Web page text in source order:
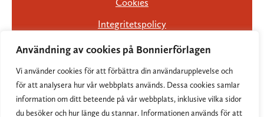
Användning av cookies på Bonnierförlagen
Vi använder cookies för att förbättra din användarupplevelse och
för att analysera hur vår webbplats används. Dessa cookies samlar
information om ditt beteende på vår webbplats, inklusive vilka sidor
du besöker och hur länge du stannar. Informationen används för att
Integritetspolicy